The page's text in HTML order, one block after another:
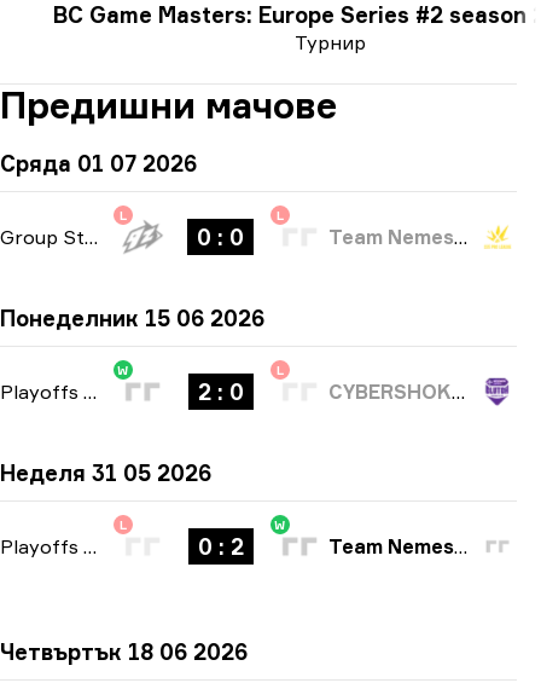
Турнир
BC Game Masters: Europe Series #2 season
Предишни мачове
Сряда 01 07 2026
Group Stage -bo1
L
0 : 0
L
Team Nemesis
Понеделник 15 06 2026
Playoffs bo3
W
2 : 0
L
CYBERSHOKE Esports
Неделя 31 05 2026
Playoffs
L
0 : 2
W
Team Nemesis
Четвъртък 18 06 2026